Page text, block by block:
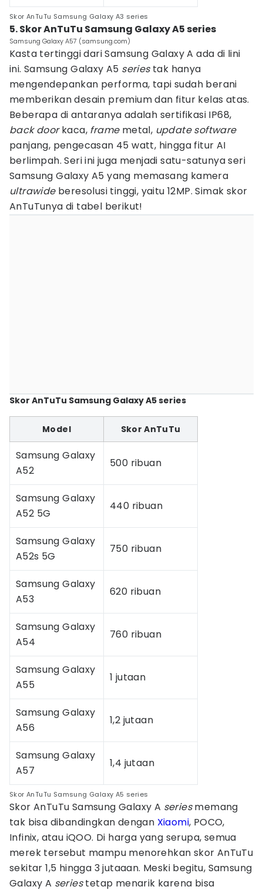
Skor AnTuTu Samsung Galaxy A3 series
5. Skor AnTuTu Samsung Galaxy A5 series
Samsung Galaxy A57 (samsung.com)
Kasta tertinggi dari Samsung Galaxy A ada di lini
ini. Samsung Galaxy A5 series tak hanya
mengendepankan performa, tapi sudah berani
memberikan desain premium dan fitur kelas atas.
Beberapa di antaranya adalah sertifikasi IP68,
back doorkaca, frame metal, update software
panjang, pengecasan 45 watt, hingga fitur AI
berlimpah. Seri ini juga menjadi satu-satunya seri
Samsung Galaxy A5 yang memasang kamera
ultrawide beresolusi tinggi, yaitu 12MP. Simak skor
AnTuTunya di tabel berikut!
Skor AnTuTu Samsung Galaxy A5 series
Skor AnTuTu Samsung Galaxy A5 series
Model Skor AnTuTu
Samsung Galaxy
A52
500 ribuan
Samsung Galaxy
A52 5G
440 ribuan
Samsung Galaxy
A52s 5G
750 ribuan
Samsung Galaxy
A53
620 ribuan
Samsung Galaxy
A54
760 ribuan
Samsung Galaxy
A55
1 jutaan
Samsung Galaxy
A56
1,2 jutaan
Samsung Galaxy
A57
1,4 jutaan
Skor AnTuTu Samsung Galaxy A seriesmemang
tak bisa dibandingkan dengan Xiaomi, POCO,
Infinix, atau iQOO. Di harga yang serupa, semua
merek tersebut mampu menorehkan skor AnTuTu
sekitar 1,5 hingga 3 jutaaan. Meski begitu, Samsung
Galaxy A seriestetap menarik karena bisa